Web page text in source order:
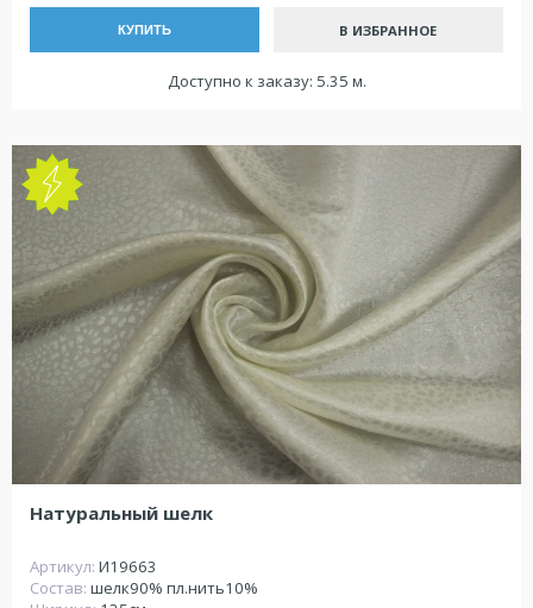
КУПИТЬ В ИЗБРАННОЕ
Доступно к заказу: 5.35 м.
NEW
Натуральный шелк
Артикул: И19663
Состав: шелк90% пл.нить10%